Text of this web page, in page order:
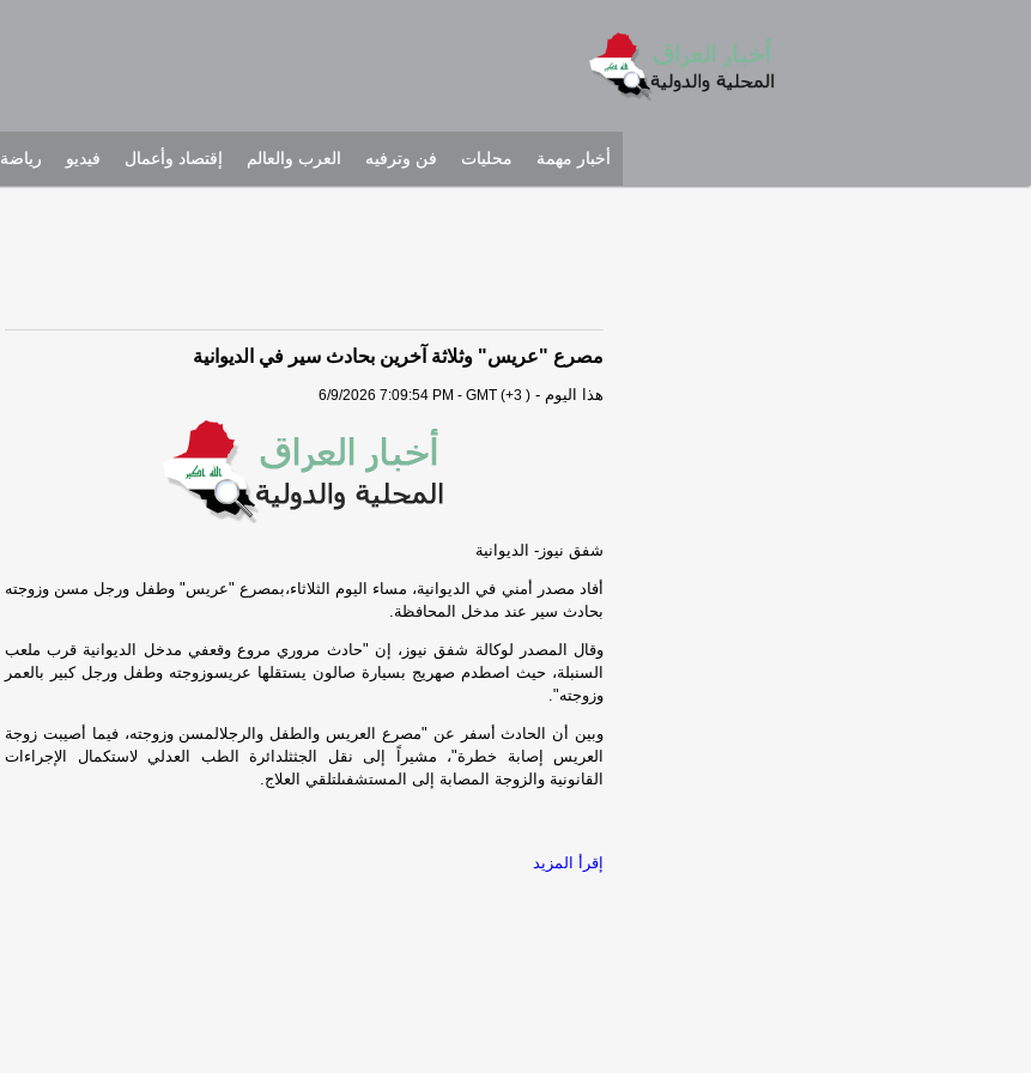
أخبار مهمة محليات فن وترفيه العرب والعالم إقتصاد وأعمال فيديو رياضة
مصرع "عريس" وثلاثة آخرين بحادث سير في الديوانية
هذا اليوم -
6/9/2026 7:09:54 PM - GMT (+3 )
شفق نيوز- الديوانية
أفاد مصدر أمني في الديوانية، مساء اليوم الثلاثاء،بمصرع "عريس" وطفل ورجل مسن وزوجته
بحادث سير عند مدخل المحافظة.
وقال المصدر لوكالة شفق نيوز، إن "حادث مروري مروع وقعفي مدخل الديوانية قرب ملعب
السنبلة، حيث اصطدم صهريج بسيارة صالون يستقلها عريسوزوجته وطفل ورجل كبير بالعمر
وزوجته".
وبين أن الحادث أسفر عن "مصرع العريس والطفل والرجلالمسن وزوجته، فيما أصيبت زوجة
العريس إصابة خطرة"، مشيراً إلى نقل الجثثلدائرة الطب العدلي لاستكمال الإجراءات
القانونية والزوجة المصابة إلى المستشفىلتلقي العلاج.
إقرأ المزيد